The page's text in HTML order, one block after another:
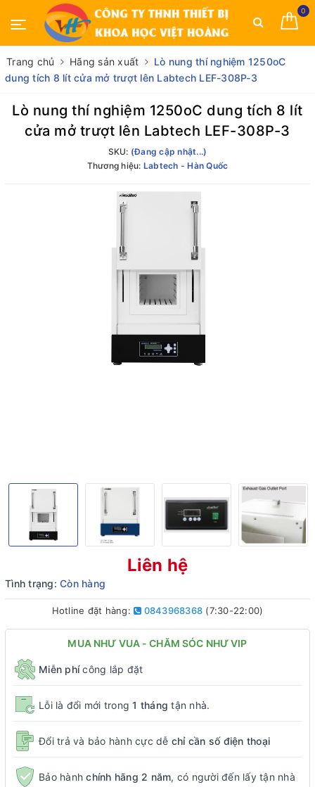
0
Trang chủ Hãng sản xuất
Lò nung thí nghiệm 1250oC
dung tích 8 lít cửa mở trượt lên Labtech LEF-308P-3
Lò nung thí nghiệm 1250oC dung tích 8 lít
cửa mở trượt lên Labtech LEF-308P-3
SKU: (Đang cập nhật...)
Thương hiệu: Labtech - Hàn Quốc
Liên hệ
Tình trạng: Còn hàng
Hotline đặt hàng: 0843968368 (7:30-22:00)
MUA NHƯ VUA - CHĂM SÓC NHƯ VIP
Miễn phícông lắp đặt
Lỗi là đổi mới trong1 tháng tận nhà.
Đổi trả và bảo hành cực dễ chỉ cần số điện thoại
Bảo hànhchính hãng 2 năm, có người đến lấy tận nhà